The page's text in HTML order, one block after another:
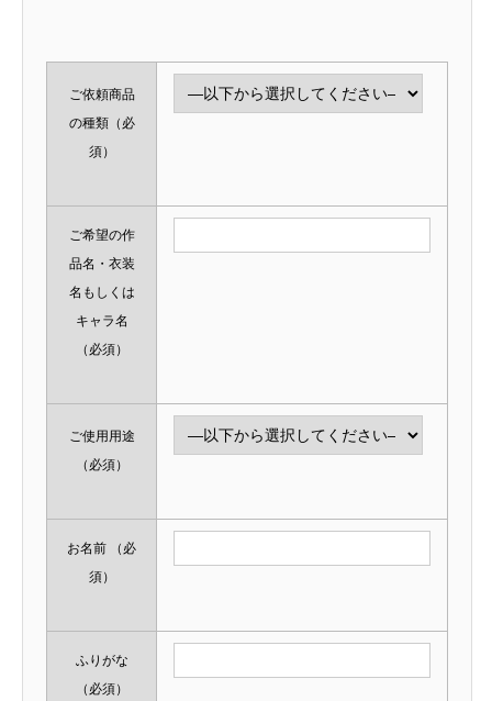
ご依頼商品
の種類（必
須）
ご希望の作
品名・衣装
名もしくは
キャラ名
（必須）
ご使用用途
（必須）
お名前
（必
須）
ふりがな
（必須）